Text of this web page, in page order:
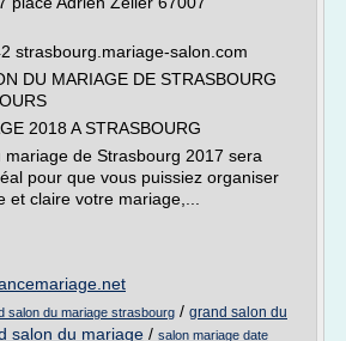
strasbourg.mariage-salon.com
DU MARIAGE DE STRASBOURG
2018 A STRASBOURG
mariage de Strasbourg 2017 sera
pour que vous puissiez organiser
claire votre mariage,...
salon du mariage strasbourg / grand salon du
salon du mariage / salon mariage date